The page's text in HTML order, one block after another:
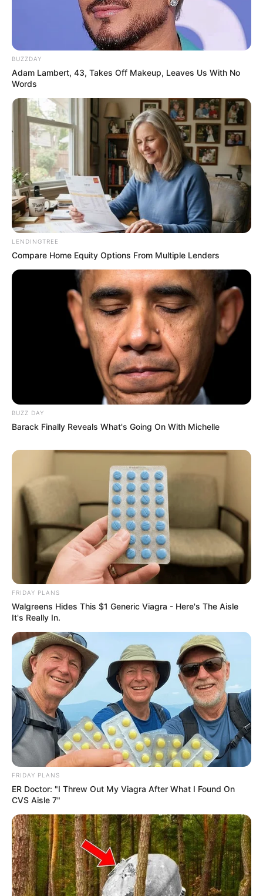
BUZZDAY
Adam Lambert, 43, Takes Off Makeup, Leaves Us With No
Words
LENDINGTREE
Compare Home Equity Options From Multiple Lenders
BUZZ DAY
Barack Finally Reveals What's Going On With Michelle
FRIDAY PLANS
Walgreens Hides This $1 Generic Viagra - Here's The Aisle
It's Really In.
FRIDAY PLANS
ER Doctor: "I Threw Out My Viagra After What I Found On
CVS Aisle 7"